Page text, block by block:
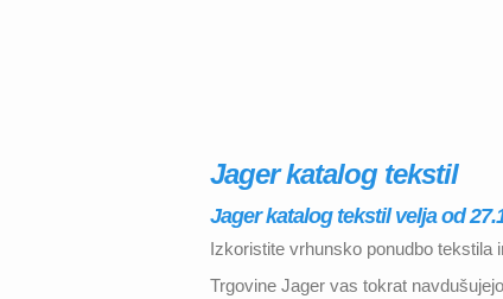
Jager katalog tekstil
Jager katalog tekstil velja od
Izkoristite vrhunsko ponudbo tekstila
Trgovine Jager vas tokrat